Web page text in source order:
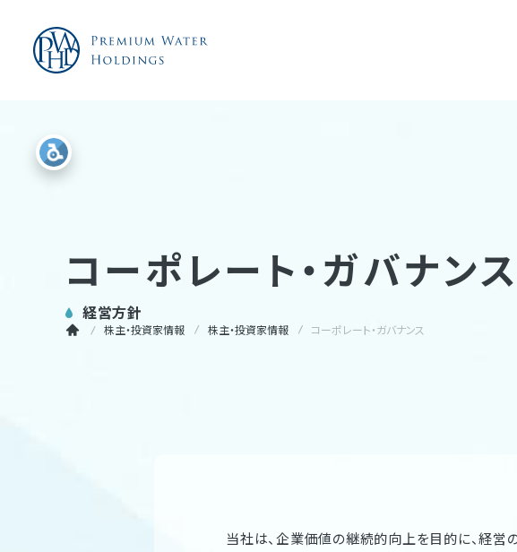
コーポレート・ガバナンス
経営方針
株主・投資家情報 株主・投資家情報 コーポレート・ガバナンス
当社は、企業価値の継続的向上を目的に、経